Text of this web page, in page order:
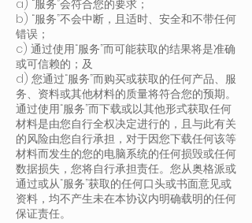
a) “服务”会符合您的要求；
b) “服务”不会中断，且适时、安全和不带任何
错误；
c) 通过使用“服务”而可能获取的结果将是准确
或可信赖的；及
d) 您通过“服务”而购买或获取的任何产品、服
务、资料或其他材料的质量将符合您的预期。
通过使用“服务”而下载或以其他形式获取任何
材料是由您自行全权决定进行的，且与此有关
的风险由您自行承担，对于因您下载任何该等
材料而发生的您的电脑系统的任何损毁或任何
数据损失，您将自行承担责任。您从奥格派或
通过或从“服务”获取的任何口头或书面意见或
资料，均不产生未在本协议内明确载明的任何
保证责任。